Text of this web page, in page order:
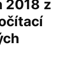
2018 z